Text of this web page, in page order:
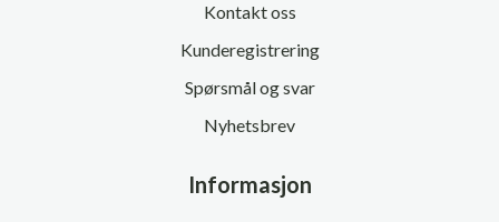
Kontakt oss
Kunderegistrering
Spørsmål og svar
Nyhetsbrev
Informasjon